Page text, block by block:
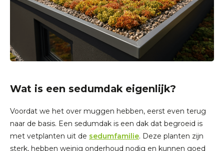
Wat is een sedumdak eigenlijk?
Voordat we het over muggen hebben, eerst even terug
naar de basis. Een sedumdak is een dak dat begroeid is
met vetplanten uit de sedumfamilie. Deze planten zijn
sterk, hebben weinig onderhoud nodig en kunnen goed